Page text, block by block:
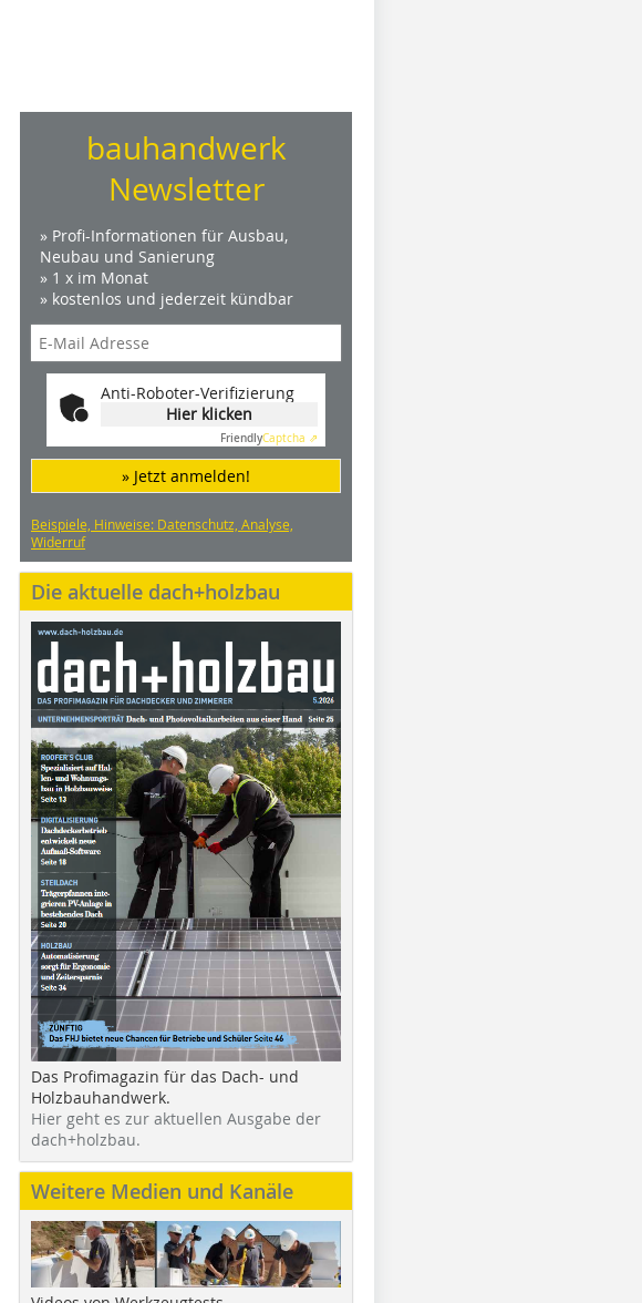
bauhandwerk
Newsletter
» Profi-Informationen für Ausbau,
Neubau und Sanierung
» 1 x im Monat
» kostenlos und jederzeit kündbar
Anti-Roboter-Verifizierung
Hier klicken
FriendlyCaptcha ⇗
» Jetzt anmelden!
Beispiele, Hinweise: Datenschutz, Analyse,
Widerruf
Die aktuelle dach+holzbau
Das Profimagazin für das Dach- und
Holzbauhandwerk.
Hier geht es zur aktuellen Ausgabe der
dach+holzbau.
Weitere Medien und Kanäle